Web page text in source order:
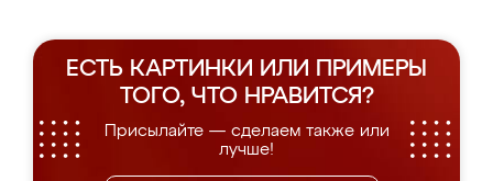
ЕСТЬ КАРТИНКИ ИЛИ ПРИМЕРЫ
ТОГО, ЧТО НРАВИТСЯ?
Присылайте — сделаем также или
лучше!